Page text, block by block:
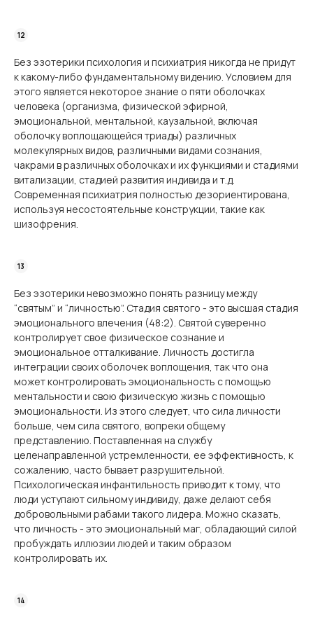
Без эзотерики психология и психиатрия никогда не придут
к какому-либо фундаментальному видению. Условием для
этого является некоторое знание о пяти оболочках
человека (организма, физической эфирной,
эмоциональной, ментальной, каузальной, включая
оболочку воплощающейся триады) различных
молекулярных видов, различными видами сознания,
чакрами в различных оболочках и их функциями и стадиями
витализации, стадией развития индивида и т.д.
Современная психиатрия полностью дезориентирована,
используя несостоятельные конструкции, такие как
шизофрения.
Без эзотерики невозможно понять разницу между
“святым” и “личностью”. Стадия святого - это высшая стадия
эмоционального влечения (48:2). Святой суверенно
контролирует свое физическое сознание и
эмоциональное отталкивание. Личность достигла
интеграции своих оболочек воплощения, так что она
может контролировать эмоциональность с помощью
ментальности и свою физическую жизнь с помощью
эмоциональности. Из этого следует, что сила личности
больше, чем сила святого, вопреки общему
представлению. Поставленная на службу
целенаправленной устремленности, ее эффективность, к
сожалению, часто бывает разрушительной.
Психологическая инфантильность приводит к тому, что
люди уступают сильному индивиду, даже делают себя
добровольными рабами такого лидера. Можно сказать,
что личность - это эмоциональный маг, обладающий силой
пробуждать иллюзии людей и таким образом
контролировать их.